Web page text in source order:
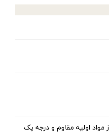
مواد اولیه مقاوم و درجه یک